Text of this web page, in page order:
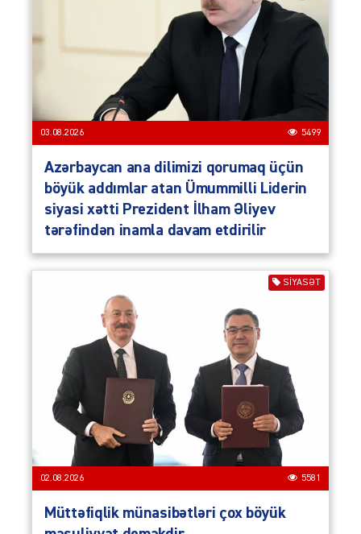
03.08.2026 5499
Azərbaycan ana dilimizi qorumaq üçün
böyük addımlar atan Ümummilli Liderin
siyasi xətti Prezident İlham Əliyev
tərəfindən inamla davam etdirilir
SIYASƏT
02.08.2026 5581
Müttəfiqlik münasibətləri çox böyük